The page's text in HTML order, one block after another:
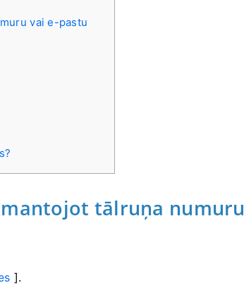
vai e-pastu
tālruņa numuru
].